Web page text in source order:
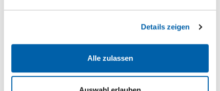
Details zeigen
Alle zulassen
1-Schicht Massivholzplatten
3-Schicht Laubholz
Altholz / Antikholz
Prägeboard